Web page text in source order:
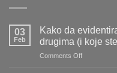
03
Feb
Kako da
drugima (i koje
Comments Offon